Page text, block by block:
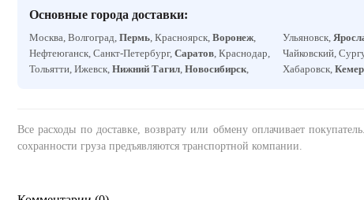
Основные города доставки:
Москва, Волгоград, Пермь, Красноярск, Воронеж,
Нефтеюганск, Санкт-Петербург, Саратов, Краснодар,
Тольятти, Ижевск, Нижний Тагил, Новосибирск,
Ульяновск,
Чайковский,
Хабаровск,
Все расходы по доставке, возврату или обмену оплачивает
сохранности груза предъявляются транспортной компании.